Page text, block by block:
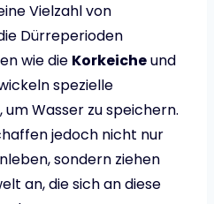
Vielzahl von
Dürreperioden
wie die Korkeicheund
spezielle
Wasser zu speichern.
jedoch nicht nur
sondern ziehen
an, die sich an diese